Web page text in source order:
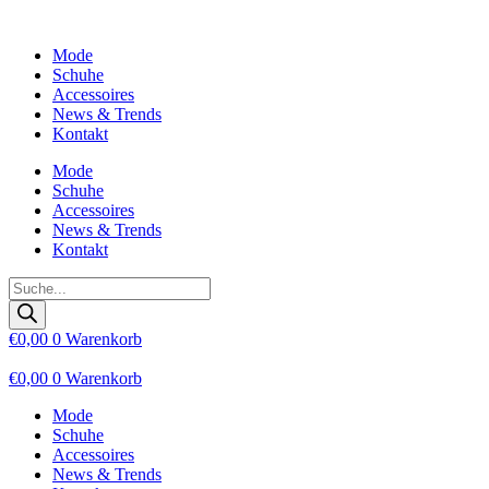
wechselnMode
Schuhe
Accessoires
News & Trends
Kontakt
Mode
Schuhe
Accessoires
News & Trends
Kontakt
Products
search
€0,00 0 Warenkorb
€0,00 0 Warenkorb
Mode
Schuhe
Accessoires
News & Trends